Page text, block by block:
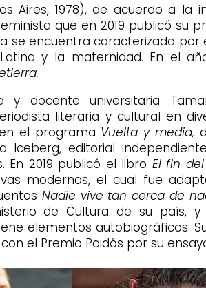
Aires, 1978), de acuerdo a la
que en 2019 publicó su
se encuentra caracterizada
y la maternidad. En el
y docente universitaria
literaria y cultural en
el programa Vuelta y media,
Iceberg, editorial
En 2019 publicó el libro El fin
modernas, el cual fue
Nadie vive tan cerca de
de Cultura de su país, y
elementos autobiográficos.
el Premio Paidós por su